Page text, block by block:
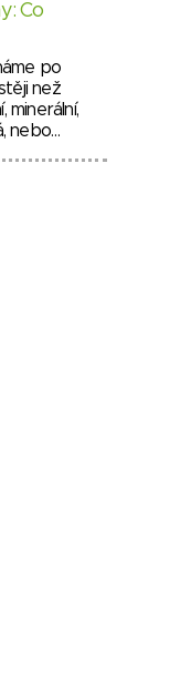
Co
po
než
minerální,
nebo…